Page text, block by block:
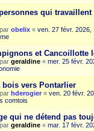
qui travaillent
obelix « ven. 27 févr. 2026,
et Cancoillotte
geraldine « mer. 25 févr.
bois vers Pontarlier
hderogier « ven. 20 févr.
comtois
qui ne détend pas
geraldine « mar. 17 févr.